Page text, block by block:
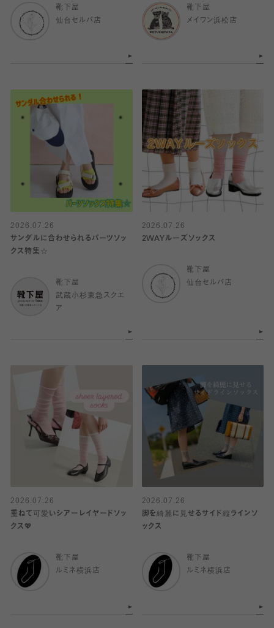
靴下屋
仙台セルバ店
靴下屋
メイワン浜松店
2026.07.26
サンダルに合わせられるパーツソッ
クス特集☆
靴下屋
武蔵小杉東急スクエ
ア
2026.07.26
2WAYルーズソックス
靴下屋
仙台セルバ店
2026.07.26
重ねて可愛いシアーレイヤードソッ
クス💖
靴下屋
ルミネ横浜店
2026.07.26
脚を綺麗に見せるサイド縦ラインソ
ックス
靴下屋
ルミネ横浜店